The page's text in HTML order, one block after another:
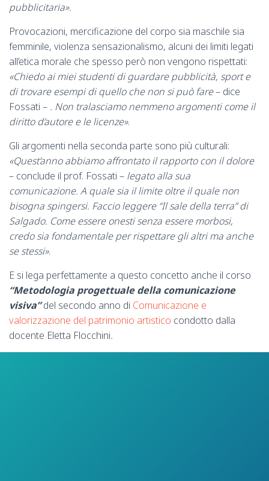
pubblicitaria».
Provocazioni, mercificazione del corpo sia maschile sia
femminile, violenza sensazionalismo, alcuni dei limiti legati
all’etica morale che spesso però non vengono rispettati:
«Chiedo ai miei studenti di guardare pubblicità, sport e
di trovare esempi di quello che non si può fare– dice
Fossati – . Non tralasciamo nemmeno argomenti come il
diritto d’autore e le licenze».
Gli argomenti nella seconda parte sono più culturali:
«Quest’anno abbiamo affrontato il rapporto con il dolore
– conclude il prof. Fossati – legato alla sua
comunicazione. A quale sia il limite oltre il quale non
bisogna spingersi. Faccio leggere “Il sale della terra” di
Salgado. Come essere onesti senza essere morbosi,
credo sia fondamentale per rispettare gli altri ma anche
se stessi».
E si lega perfettamente a questo concetto anche il corso
“Metodologia progettuale della comunicazione
visiva”del secondo anno di Comunicazione e
valorizzazione del patrimonio artistico condotto dalla
docente Eletta Flocchini.